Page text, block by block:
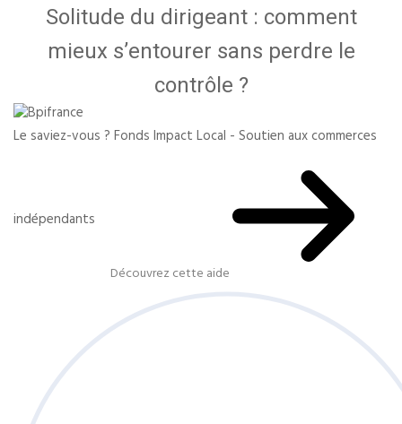
Solitude du dirigeant : comment
mieux s’entourer sans perdre le
contrôle ?
Le saviez-vous ?Fonds Impact Local - Soutien aux commerces
indépendants
Découvrez cette aide